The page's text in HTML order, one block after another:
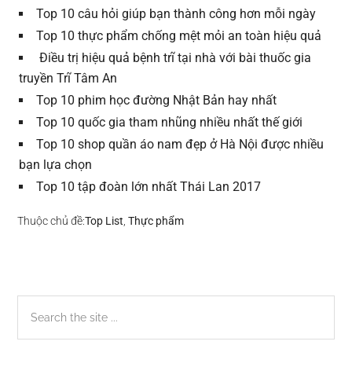
Top 10 câu hỏi giúp bạn thành công hơn mỗi ngày
Top 10 thực phẩm chống mệt mỏi an toàn hiệu quả
Điều trị hiệu quả bệnh trĩ tại nhà với bài thuốc gia
truyền Trĩ Tâm An
Top 10 phim học đường Nhật Bản hay nhất
Top 10 quốc gia tham nhũng nhiều nhất thế giới
Top 10 shop quần áo nam đẹp ở Hà Nội được nhiều
bạn lựa chọn
Top 10 tập đoàn lớn nhất Thái Lan 2017
Thuộc chủ đề:Top List ,Thực phẩm
Sidebar
chính
the